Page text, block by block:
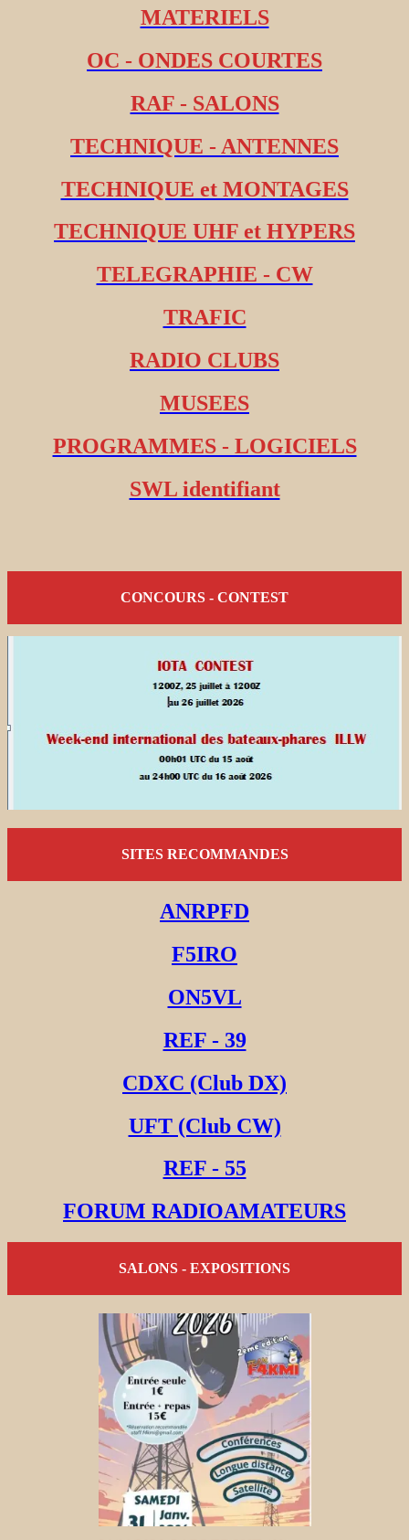
MATERIELS
OC - ONDES COURTES
RAF - SALONS
TECHNIQUE - ANTENNES
TECHNIQUE et MONTAGES
TECHNIQUE UHF et HYPERS
TELEGRAPHIE - CW
TRAFIC
RADIO CLUBS
MUSEES
PROGRAMMES - LOGICIELS
SWL identifiant
CONCOURS - CONTEST
SITES RECOMMANDES
ANRPFD
F5IRO
ON5VL
REF - 39
CDXC (Club DX)
UFT (Club CW)
REF - 55
FORUM RADIOAMATEURS
SALONS - EXPOSITIONS